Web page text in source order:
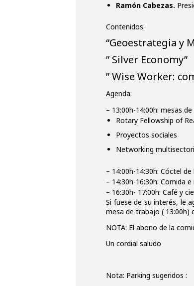
Ramón Cabezas.
Contenidos:
“Geoestrategia y
” Silver Economy”
” Wise Worker:
Agenda:
– 13:00h-14:00h: mesas
Rotary Fellowship of
Proyectos sociales
Networking
– 14:00h-14:30h: Cóctel de
– 14:30h-16:30h: Comida
– 16:30h- 17:00h: Café y
Si fuese de su interés, le
mesa de trabajo ( 13:00h)
NOTA: El abono de la
Un cordial saludo
Nota: Parking sugeridos :